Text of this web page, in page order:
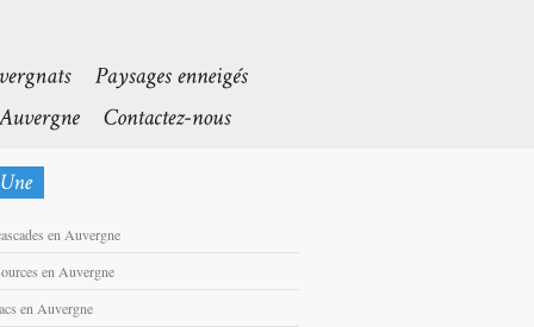
en Auvergne
en Auvergne
en Auvergne